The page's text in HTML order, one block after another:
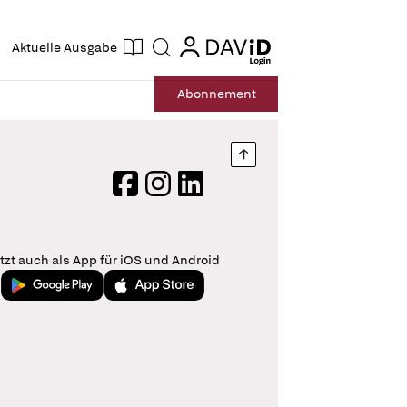
Aktuelle Ausgabe Suche login
login
Abonnement
Nach oben springen
FacebookInstagram
LinkedIn
auch als App für iOS und Android
Jetzt bei Google PlayLaden im App Store